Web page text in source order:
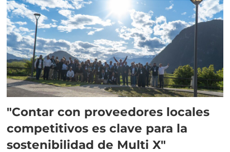
"Contar con proveedores locales
competitivos es clave para la
sostenibilidad de Multi X"